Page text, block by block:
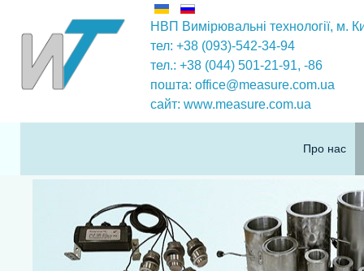
НВП Вимірювальні технології, м.
тел: +38 (093)-542-34-94
тел.: +38 (044) 501-21-91, -86
пошта: office@measure.com.ua
сайт: www.measure.com.ua
Про нас